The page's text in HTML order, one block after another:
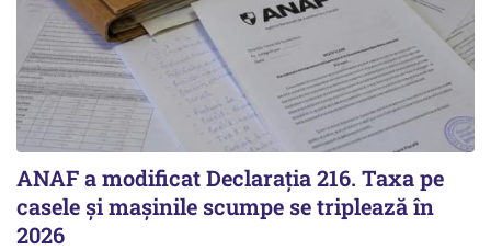
ANAF a modificat Declarația 216. Taxa pe
casele și mașinile scumpe se triplează în
2026